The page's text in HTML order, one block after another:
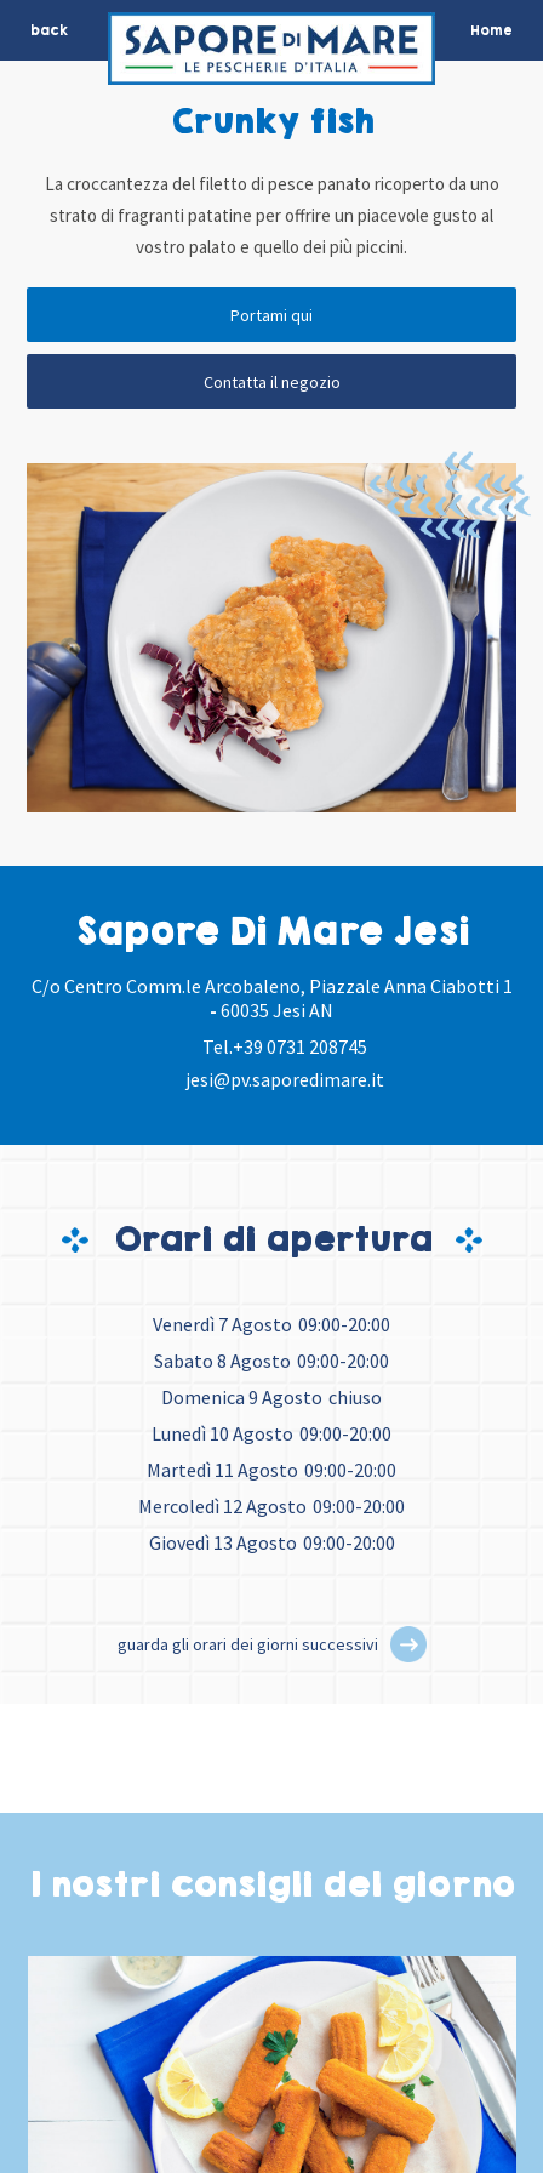
back Home
Sapore Di Mare Jesi
C/o Centro Comm.le Arcobaleno, Piazzale Anna Ciabotti 1
- 60035 Jesi AN
Tel.+39 0731 208745
jesi@pv.saporedimare.it
Crunky fish
La croccantezza del filetto di pesce panato ricoperto da uno
strato di fragranti patatine per offrire un piacevole gusto al
vostro palato e quello dei più piccini.
Portami qui
Contatta il negozio
Orari di apertura
Venerdì 7 Agosto 09:00-20:00
Sabato 8 Agosto 09:00-20:00
Domenica 9 Agosto chiuso
Lunedì 10 Agosto 09:00-20:00
Martedì 11 Agosto 09:00-20:00
Mercoledì 12 Agosto 09:00-20:00
Giovedì 13 Agosto 09:00-20:00
guarda gli orari dei giorni successivi
I nostri consigli del giorno